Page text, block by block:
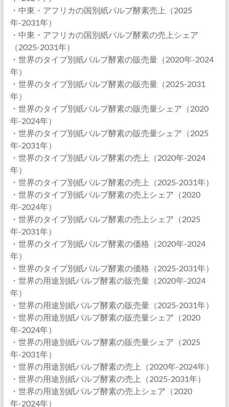
・中東・アフリカの国別紙パルプ酵素売上（2025
年-2031年）
・中東・アフリカの国別紙パルプ酵素の売上シェア
（2025-2031年）
・世界のタイプ別紙パルプ酵素の販売量（2020年-2024
年）
・世界のタイプ別紙パルプ酵素の販売量（2025-2031
年）
・世界のタイプ別紙パルプ酵素の販売量シェア（2020
年-2024年）
・世界のタイプ別紙パルプ酵素の販売量シェア（2025
年-2031年）
・世界のタイプ別紙パルプ酵素の売上（2020年-2024
年）
・世界のタイプ別紙パルプ酵素の売上（2025-2031年）
・世界のタイプ別紙パルプ酵素の売上シェア（2020
年-2024年）
・世界のタイプ別紙パルプ酵素の売上シェア（2025
年-2031年）
・世界のタイプ別紙パルプ酵素の価格（2020年-2024
年）
・世界のタイプ別紙パルプ酵素の価格（2025-2031年）
・世界の用途別紙パルプ酵素の販売量（2020年-2024
年）
・世界の用途別紙パルプ酵素の販売量（2025-2031年）
・世界の用途別紙パルプ酵素の販売量シェア（2020
年-2024年）
・世界の用途別紙パルプ酵素の販売量シェア（2025
年-2031年）
・世界の用途別紙パルプ酵素の売上（2020年-2024年）
・世界の用途別紙パルプ酵素の売上（2025-2031年）
・世界の用途別紙パルプ酵素の売上シェア（2020
年-2024年）